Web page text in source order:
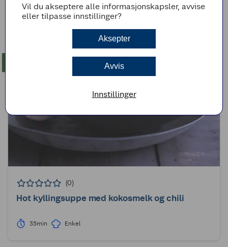
Filtrer på innhold: Vis alt Hvitløk (465)
Rødløk (169) Sjalottløk
(0)
Hot kyllingsuppe med kokosmelk og chili
35min Enkel
Vil du akseptere alle informasjonskapsler, avvise
eller tilpasse innstillinger?
Aksepter
Avvis
Innstillinger